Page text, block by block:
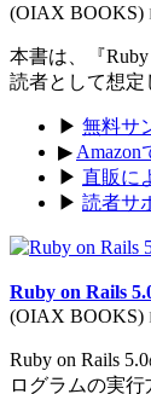
(OIAX BOOKS)
本書は、『
読者として想定
▶ 無料サ
▶ Amazon
▶ 直販に
▶ 読者サ
Ruby on Rails
(OIAX BOOKS)
Ruby on Rails
ログラムの実行